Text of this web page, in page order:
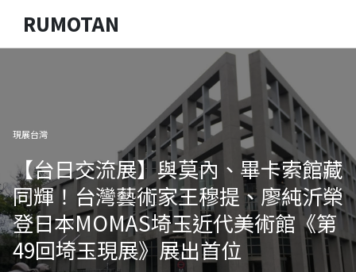
RUMOTAN
現展台灣
【台日交流展】與莫內、畢卡索館藏
同輝！台灣藝術家王穆提、廖純沂榮
登日本MOMAS埼玉近代美術館《第
49回埼玉現展》展出首位